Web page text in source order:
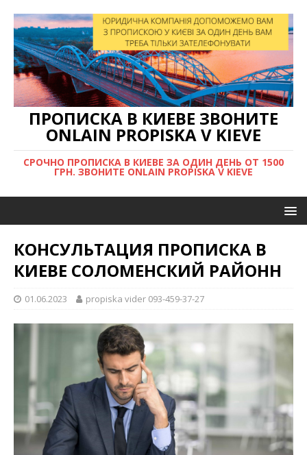
ПРОПИСКА В КИЕВЕ ЗВОНИТЕ
ONLAIN PROPISKA V KIEVE
СРОЧНО ПРОПИСКА В КИЕВЕ ЗА ОДИН ДЕНЬ ОТ 1500
ГРН. ЗВОНИТЕ ONLAIN PROPISKA V KIEVE
КОНСУЛЬТАЦИЯ ПРОПИСКА В
КИЕВЕ СОЛОМЕНСКИЙ РАЙОНН
01.06.2023 propiska vider 093-459-37-27